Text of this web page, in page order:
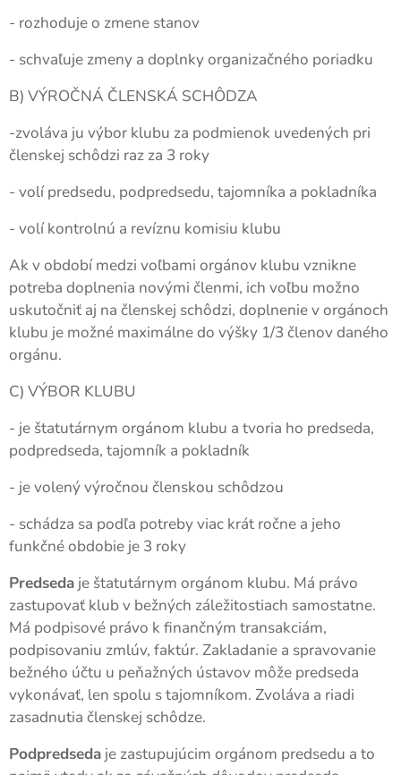
- rozhoduje o zmene stanov
- schvaľuje zmeny a doplnky organizačného poriadku
B) VÝROČNÁ ČLENSKÁ SCHÔDZA
-zvoláva ju výbor klubu za podmienok uvedených pri
členskej schôdzi raz za 3 roky
- volí predsedu, podpredsedu, tajomníka a pokladníka
- volí kontrolnú a revíznu komisiu klubu
Ak v období medzi voľbami orgánov klubu vznikne
potreba doplnenia novými členmi, ich voľbu možno
uskutočniť aj na členskej schôdzi, doplnenie v orgánoch
klubu je možné maximálne do výšky 1/3 členov daného
orgánu.
C) VÝBOR KLUBU
- je štatutárnym orgánom klubu a tvoria ho predseda,
podpredseda, tajomník a pokladník
- je volený výročnou členskou schôdzou
- schádza sa podľa potreby viac krát ročne a jeho
funkčné obdobie je 3 roky
Predseda je štatutárnym orgánom klubu. Má právo
zastupovať klub v bežných záležitostiach samostatne.
Má podpisové právo k finančným transakciám,
podpisovaniu zmlúv, faktúr. Zakladanie a spravovanie
bežného účtu u peňažných ústavov môže predseda
vykonávať, len spolu s tajomníkom. Zvoláva a riadi
zasadnutia členskej schôdze.
Podpredseda je zastupujúcim orgánom predsedu a to